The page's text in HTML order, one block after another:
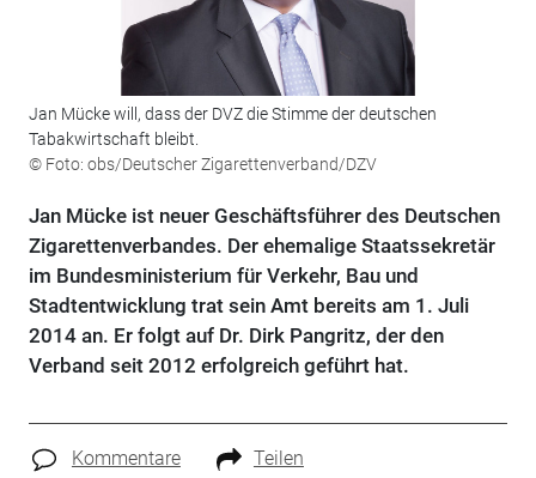
Jan Mücke will, dass der DVZ die Stimme der deutschen
Tabakwirtschaft bleibt.
© Foto: obs/Deutscher Zigarettenverband/DZV
Jan Mücke ist neuer Geschäftsführer des Deutschen
Zigarettenverbandes. Der ehemalige Staatssekretär
im Bundesministerium für Verkehr, Bau und
Stadtentwicklung trat sein Amt bereits am 1. Juli
2014 an. Er folgt auf Dr. Dirk Pangritz, der den
Verband seit 2012 erfolgreich geführt hat.
Kommentare Teilen